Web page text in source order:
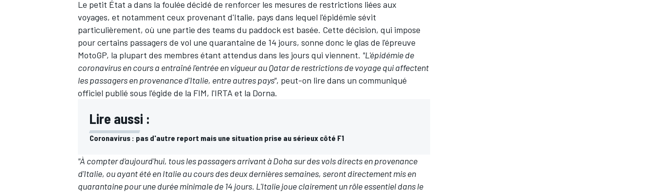
Le petit État a dans la foulée décidé de renforcer les mesures de restrictions liées aux
voyages, et notamment ceux provenant d'Italie, pays dans lequel l'épidémie sévit
particulièrement, où une partie des teams du paddock est basée. Cette décision, qui impose
pour certains passagers de vol une quarantaine de 14 jours, sonne donc le glas de l'épreuve
MotoGP, la plupart des membres étant attendus dans les jours qui viennent. "L'épidémie de
coronavirus en cours a entraîné l'entrée en vigueur au Qatar de restrictions de voyage qui affectent
les passagers en provenance d'Italie, entre autres pays", peut-on lire dans un communiqué
officiel publié sous l'égide de la FIM, l'IRTA et la Dorna.
Lire aussi :
Coronavirus : pas d'autre report mais une situation prise au sérieux côté F1
"À compter d'aujourd'hui, tous les passagers arrivant à Doha sur des vols directs en provenance
d'Italie, ou ayant été en Italie au cours des deux dernières semaines, seront directement mis en
quarantaine pour une durée minimale de 14 jours. L'Italie joue clairement un rôle essentiel dans le